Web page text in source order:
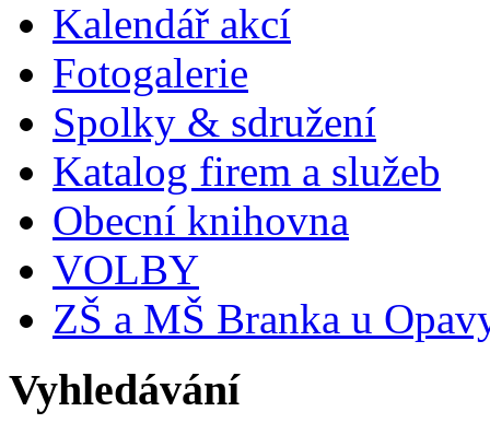
Kalendář akcí
Fotogalerie
Spolky & sdružení
Katalog firem a služeb
Obecní knihovna
VOLBY
ZŠ a MŠ Branka u
Vyhledávání